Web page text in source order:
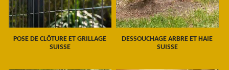
POSE DE CLÔTURE ET GRILLAGE
SUISSE
DESSOUCHAGE ARBRE ET HAIE
SUISSE